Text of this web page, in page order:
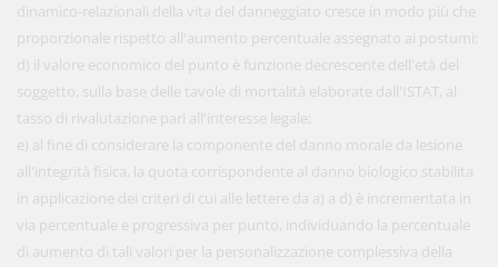
dinamico-relazionali della vita del danneggiato cresce in modo più che
proporzionale rispetto all'aumento percentuale assegnato ai postumi;
d) il valore economico del punto è funzione decrescente dell'età del
soggetto, sulla base delle tavole di mortalità elaborate dall'ISTAT, al
tasso di rivalutazione pari all'interesse legale;
e) al fine di considerare la componente del danno morale da lesione
all'integrità fisica, la quota corrispondente al danno biologico stabilita
in applicazione dei criteri di cui alle lettere da a) a d) è incrementata in
via percentuale e progressiva per punto, individuando la percentuale
di aumento di tali valori per la personalizzazione complessiva della